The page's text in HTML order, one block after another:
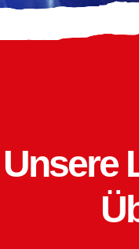
Unsere